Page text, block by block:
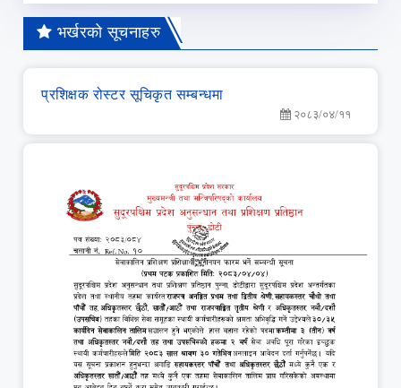
भर्खरको सूचनाहरु
प्रशिक्षक रोस्टर सूचिकृत सम्बन्धमा
२०८३/०४/११